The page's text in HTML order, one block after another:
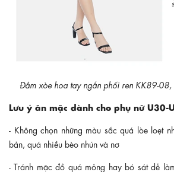
Đầm xòe hoa tay ngắn phối ren KK89-
Lưu ý ăn mặc dành cho phụ nữ U30-
- Không chọn những màu sắc quá lòe loẹt
bản, quá nhiều bèo nhún và nơ
- Tránh mặc đồ quá mỏng hay bó sát dễ